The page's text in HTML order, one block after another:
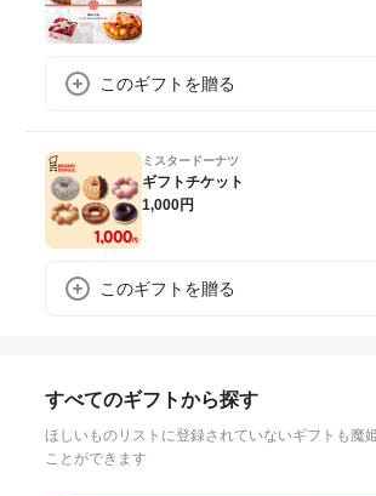
このギフトを贈る
ミスタードーナツ
ギフトチケット
1,000円
このギフトを贈る
すべてのギフトから探す
ほしいものリストに登録されていないギフトも魔
ことができます